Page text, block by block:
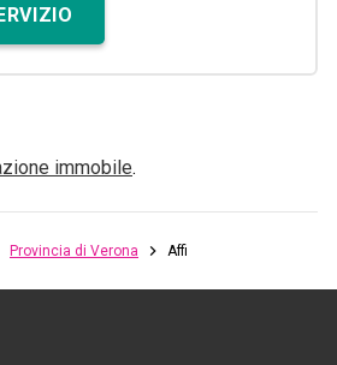
immobile.
Provincia di Verona Affi